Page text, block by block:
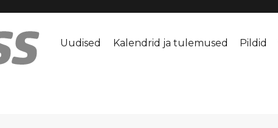
Uudised Kalendrid ja tulemused Pildid